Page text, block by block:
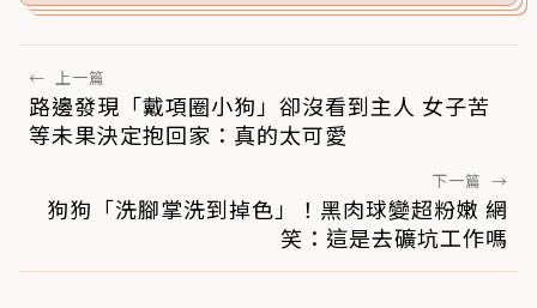
← 上一篇
路邊發現「戴項圈小狗」卻沒看到主人 女子苦
等未果決定抱回家：真的太可愛
下一篇 →
狗狗「洗腳掌洗到掉色」！黑肉球變超粉嫩 網
笑：這是去礦坑工作嗎